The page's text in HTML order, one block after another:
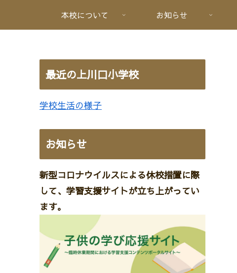
本校について お知らせ
最近の上川口小学校
学校生活の様子
お知らせ
新型コロナウイルスによる休校措置に際
して、学習支援サイトが立ち上がってい
ます。